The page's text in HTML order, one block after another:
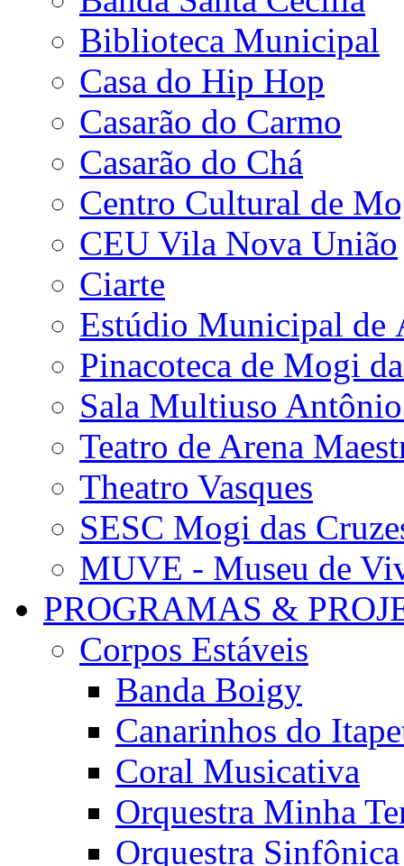
Biblioteca Municipal
Casa do Hip Hop
Casarão do Carmo
Casarão do Chá
Centro Cultural de
CEU Vila Nova União
Ciarte
Estúdio Municipal de
Pinacoteca de Mogi
Sala Multiuso
Teatro de Arena
Theatro Vasques
SESC Mogi das
MUVE - Museu de
PROGRAMAS &
Corpos Estáveis
Banda Boigy
Canarinhos do
Coral Musicativa
Orquestra Minha
Orquestra